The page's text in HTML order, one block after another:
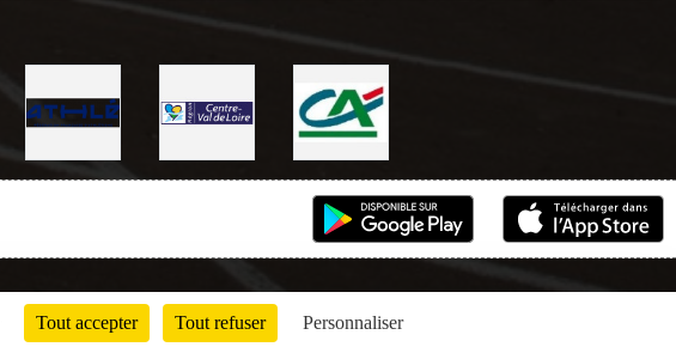
Tout accepter Tout refuser Personnaliser